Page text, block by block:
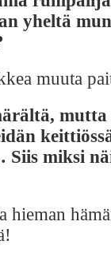
yheltä
muuta
Siis miksi
hieman